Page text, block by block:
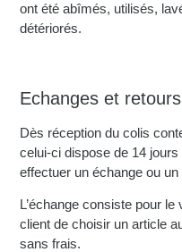
ont été abîmés, utilisés,
détériorés.
Echanges et
Dès réception du colis
celui-ci dispose de 14
effectuer un échange ou un
L’échange consiste pour
client de choisir un article
sans frais.